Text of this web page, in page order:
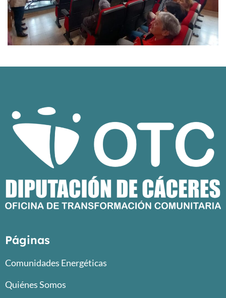
Páginas
Comunidades Energéticas
Quiénes Somos